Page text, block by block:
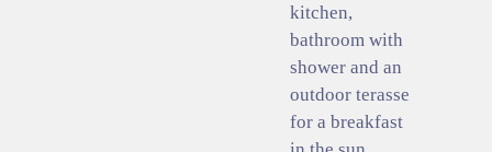
kitchen,
bathroom with
shower and an
outdoor terasse
for a breakfast